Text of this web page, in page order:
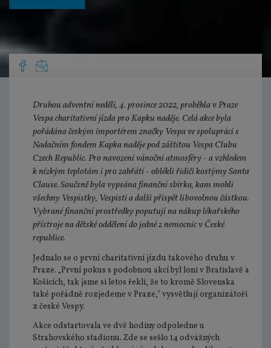
Druhou adventní neděli, 4. prosince 2022, proběhla v Praze
Vespa charitativní jízda pro Kapku naděje. Celá akce byla
pořádána českým importérem značky Vespa ve spolupráci s
Nadačním fondem Kapka naděje pod záštitou Vespa Clubu
Czech Republic. Pro navození vánoční atmosféry - a vzhledem
k nízkým teplotám i pro zahřátí - oblékli řidiči kostýmy Santa
Clause. Součsně byla vypsána finanční sbírka, kam mohli
všechny Vespistky, Vespisti a další přispět libovolnou částkou.
Vybrané finanční prostředky poputují na nákup lékařského
přístroje na dětské oddělení do jedné z nemocnic v České
republice.
Jednalo se o první charitativní jízdu takového druhu v
Praze. „První pokus s podobnou akcí byl loni v Bratislavě a
Košicích, tak jsme si letos řekli, že to kromě Slovenska
také pořádně rozjedeme v Praze," vysvětlují organizátoři
z české Vespy.
Akce odstartovala ve dvě hodiny odpoledne u
Strahovského stadionu. Zde se sešlo 14 odvážných